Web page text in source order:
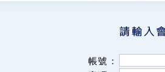
帳號：